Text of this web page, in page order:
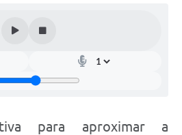
para aproximar a